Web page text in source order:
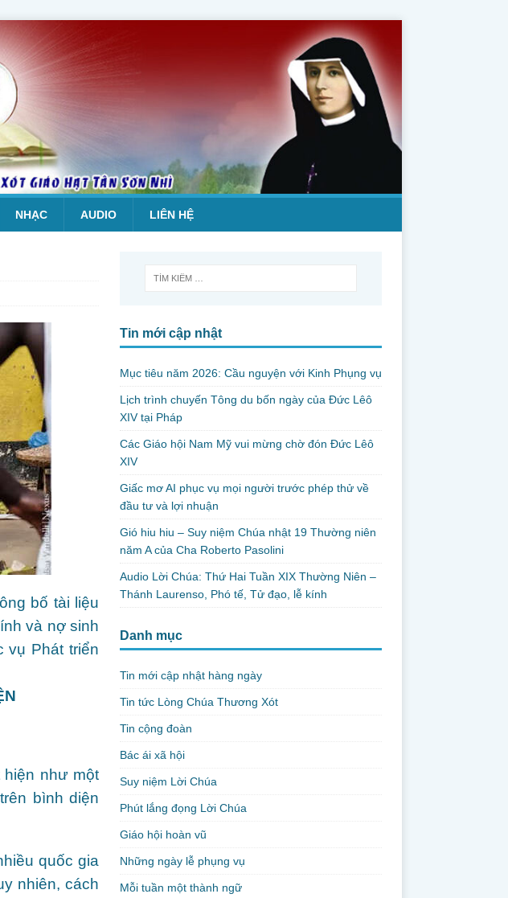
NHẠC AUDIO LIÊN HỆ
bố tài liệu
và nợ sinh
vụ Phát triển
hiện như một
bình diện
quốc gia
nhiên, cách
Tin mới cập nhật
Mục tiêu năm 2026: Cầu nguyện với Kinh Phụng vụ
Lịch trình chuyến Tông du bốn ngày của Đức Lêô
XIV tại Pháp
Các Giáo hội Nam Mỹ vui mừng chờ đón Đức Lêô
XIV
Giấc mơ AI phục vụ mọi người trước phép thử về
đầu tư và lợi nhuận
Gió hiu hiu – Suy niệm Chúa nhật 19 Thường niên
năm A của Cha Roberto Pasolini
Audio Lời Chúa: Thứ Hai Tuần XIX Thường Niên –
Thánh Laurenso, Phó tế, Tử đạo, lễ kính
Danh mục
Tin mới cập nhật hàng ngày
Tin tức Lòng Chúa Thương Xót
Tin cộng đoàn
Bác ái xã hội
Suy niệm Lời Chúa
Phút lắng đọng Lời Chúa
Giáo hội hoàn vũ
Những ngày lễ phụng vụ
Mỗi tuần một thành ngữ